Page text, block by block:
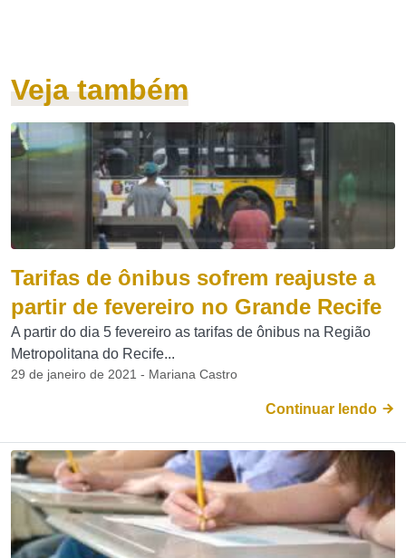
Veja também
Tarifas de ônibus sofrem reajuste a
partir de fevereiro no Grande Recife
A partir do dia 5 fevereiro as tarifas de ônibus na Região
Metropolitana do Recife...
29 de janeiro de 2021 - Mariana Castro
Continuar lendo